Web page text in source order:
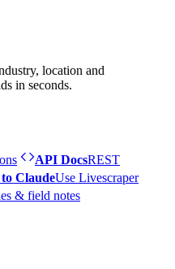
location and
in seconds.
API DocsREST
ClaudeUse Livescraper
& field notes